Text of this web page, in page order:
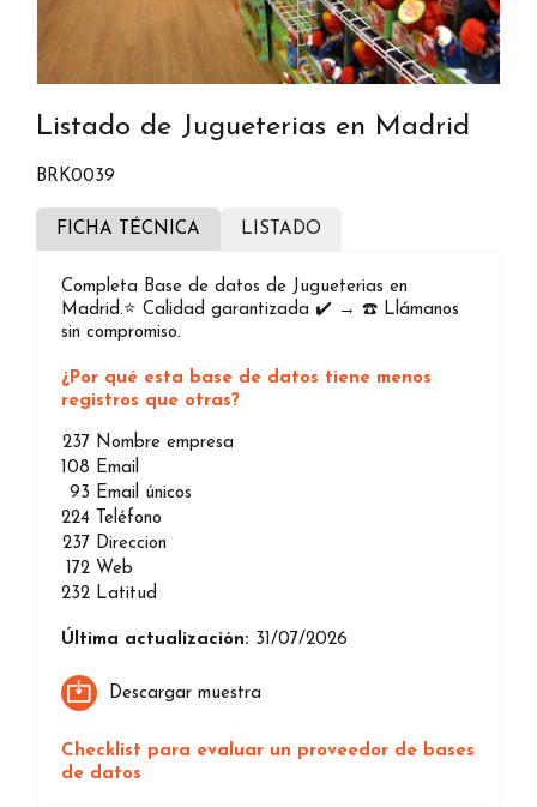
Listado de Jugueterias en Madrid
BRK0039
FICHA TÉCNICA LISTADO
Completa Base de datos de Jugueterias en
Madrid.⭐️ Calidad garantizada ✔️ → ☎️ Llámanos
sin compromiso.
¿Por qué esta base de datos tiene menos
registros que otras?
237 Nombre empresa
108 Email
93 Email únicos
224
Teléfono
237 Direccion
172 Web
232 Latitud
Última actualización: 31/07/2026
Descargar muestra
Checklist para evaluar un proveedor de bases
de datos